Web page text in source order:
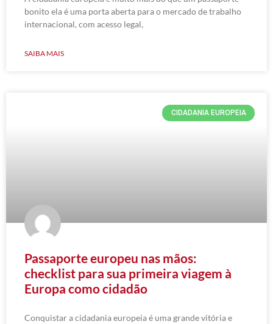
bonito ela é uma porta aberta para o mercado de trabalho
internacional, com acesso legal,
SAIBA MAIS
CIDADANIA EUROPEIA
Passaporte europeu nas mãos:
checklist para sua primeira viagem à
Europa como cidadão
Conquistar a cidadania europeia é uma grande vitória e